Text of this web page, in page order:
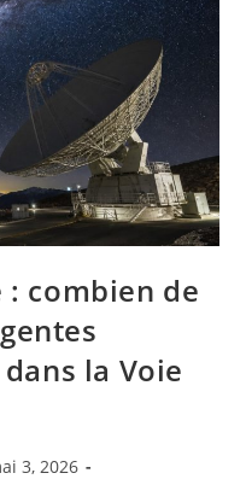
: combien de
la Voie
3, 2026